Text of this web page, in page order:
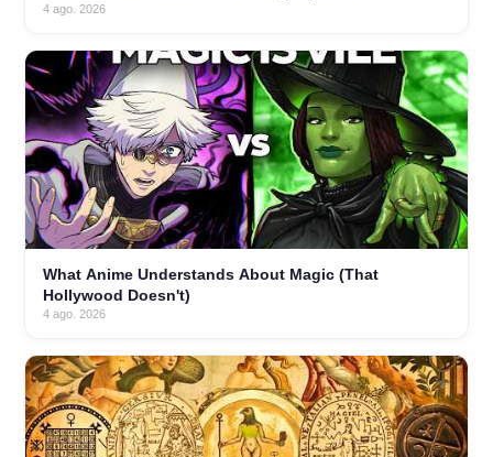
4 ago. 2026
What Anime Understands About Magic (That
Hollywood Doesn't)
4 ago. 2026